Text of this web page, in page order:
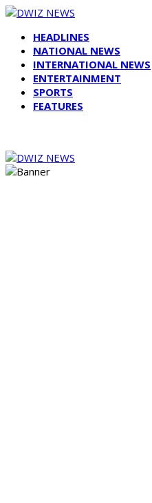
HEADLINES
NATIONAL NEWS
INTERNATIONAL NEWS
ENTERTAINMENT
SPORTS
FEATURES